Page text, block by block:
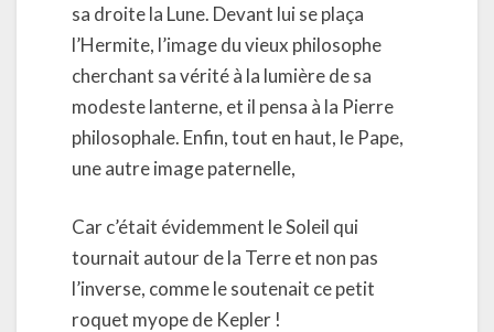
sa droite la Lune. Devant lui se plaça
l’Hermite, l’image du vieux philosophe
cherchant sa vérité à la lumière de sa
modeste lanterne, et il pensa à la Pierre
philosophale. Enfin, tout en haut, le Pape,
une autre image paternelle,
Car c’était évidemment le Soleil qui
tournait autour de la Terre et non pas
l’inverse, comme le soutenait ce petit
roquet myope de Kepler !